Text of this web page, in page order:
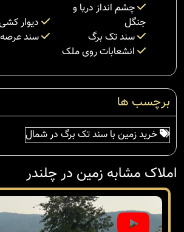
چشم انداز دریا و
جنگل
دیوار
سند تک برگ
سند
انشعابات روی ملک
برچسب ها
خرید زمین با سند تک برگ در شمال
املاک مشابه زمین در چلندر